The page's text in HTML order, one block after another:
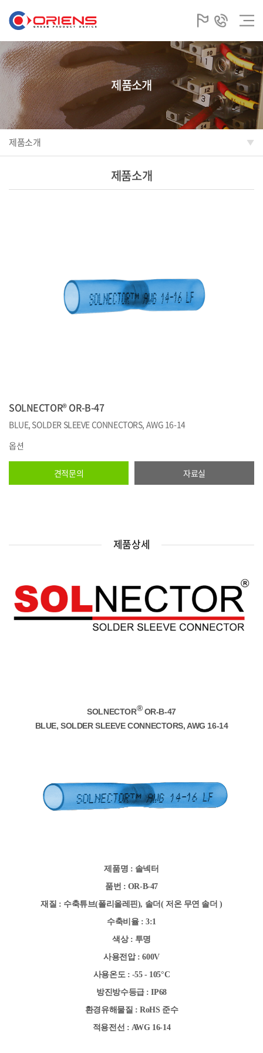
제품소개
제품소개
제품소개
SOLNECTOR® OR-B-47
BLUE, SOLDER SLEEVE CONNECTORS, AWG 16-14
옵션
견적문의 자료실
제품상세
SOLNECTOR®OR-B-47
BLUE, SOLDER SLEEVE CONNECTORS, AWG 16-14
제품명 : 솔넥터
품번 : OR-B-47
재질 : 수축튜브(폴리올레핀), 솔더( 저온 무연 솔더 )
수축비율 : 3:1
색상 : 투명
사용전압 : 600V
사용온도 : -55 - 105°C
방진방수등급 : IP68
환경유해물질 : RoHS 준수
적용전선 : AWG 16-14